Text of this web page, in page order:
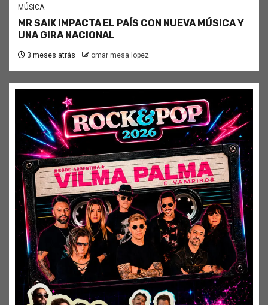
MÚSICA
MR SAIK IMPACTA EL PAÍS CON NUEVA MÚSICA Y
UNA GIRA NACIONAL
3 meses atrás omar mesa lopez